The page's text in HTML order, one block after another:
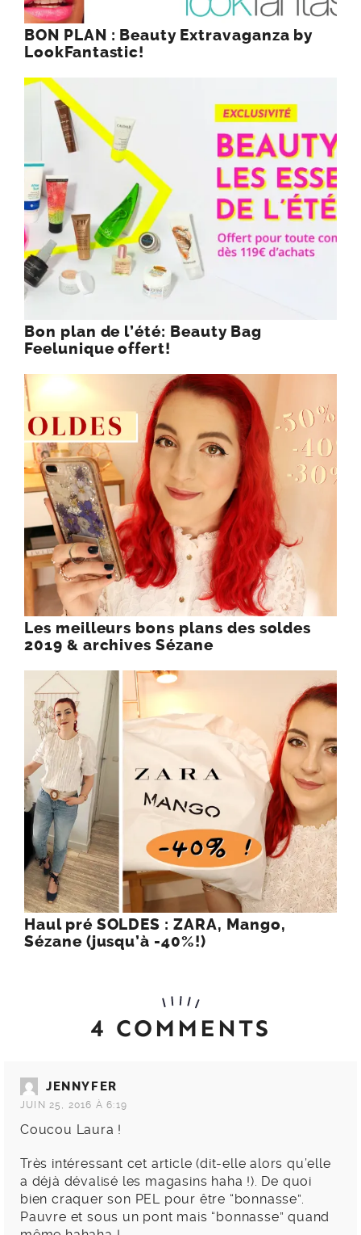
BON PLAN : Beauty Extravaganza by
LookFantastic!
Bon plan de l’été: Beauty Bag
Feelunique offert!
Les meilleurs bons plans des soldes
2019 & archives Sézane
Haul pré SOLDES : ZARA, Mango,
Sézane (jusqu’à -40%!)
4 COMMENTS
JENNYFER
JUIN 25, 2016 À 6:19
Coucou Laura !
Très intéressant cet article (dit-elle alors qu’elle
a déjà dévalisé les magasins haha !). De quoi
bien craquer son PEL pour être “bonnasse”.
Pauvre et sous un pont mais “bonnasse” quand